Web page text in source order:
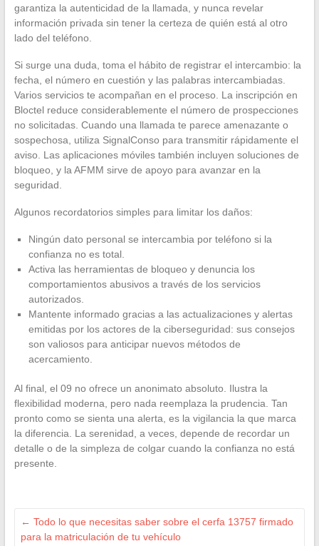
garantiza la autenticidad de la llamada, y nunca revelar
información privada sin tener la certeza de quién está al otro
lado del teléfono.
Si surge una duda, toma el hábito de registrar el intercambio: la
fecha, el número en cuestión y las palabras intercambiadas.
Varios servicios te acompañan en el proceso. La inscripción en
Bloctel reduce considerablemente el número de prospecciones
no solicitadas. Cuando una llamada te parece amenazante o
sospechosa, utiliza SignalConso para transmitir rápidamente el
aviso. Las aplicaciones móviles también incluyen soluciones de
bloqueo, y la AFMM sirve de apoyo para avanzar en la
seguridad.
Algunos recordatorios simples para limitar los daños:
Ningún dato personal se intercambia por teléfono si la
confianza no es total.
Activa las herramientas de bloqueo y denuncia los
comportamientos abusivos a través de los servicios
autorizados.
Mantente informado gracias a las actualizaciones y alertas
emitidas por los actores de la ciberseguridad: sus consejos
son valiosos para anticipar nuevos métodos de
acercamiento.
Al final, el 09 no ofrece un anonimato absoluto. Ilustra la
flexibilidad moderna, pero nada reemplaza la prudencia. Tan
pronto como se sienta una alerta, es la vigilancia la que marca
la diferencia. La serenidad, a veces, depende de recordar un
detalle o de la simpleza de colgar cuando la confianza no está
presente.
← Todo lo que necesitas saber sobre el cerfa 13757 firmado
para la matriculación de tu vehículo